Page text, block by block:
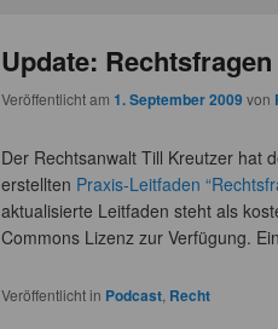
Update:
Veröffentlicht am1. September 2009 von
Der Rechtsanwalt Till Kreutzer hat
erstellten Praxis-Leitfaden
aktualisierte Leitfaden steht als
Commons Lizenz zur Verfügung.
Veröffentlicht in Podcast Recht